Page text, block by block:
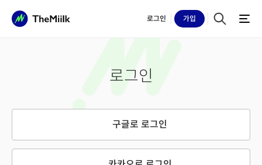
로그인 가입
로그인
구글로 로그인